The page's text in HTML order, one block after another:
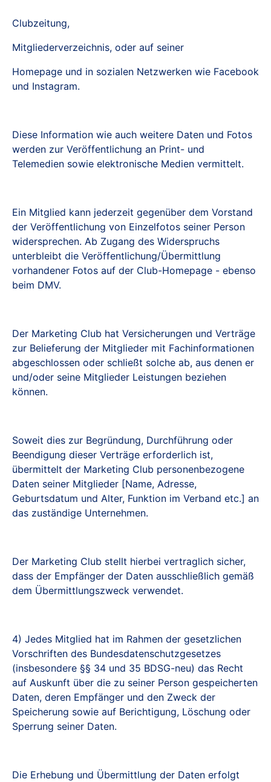
Clubzeitung,
Mitgliederverzeichnis, oder auf seiner
Homepage und in sozialen Netzwerken wie Facebook
und Instagram.
Diese Information wie auch weitere Daten und Fotos
werden zur Veröffentlichung an Print- und
Telemedien sowie elektronische Medien vermittelt.
Ein Mitglied kann jederzeit gegenüber dem Vorstand
der Veröffentlichung von Einzelfotos seiner Person
widersprechen. Ab Zugang des Widerspruchs
unterbleibt die Veröffentlichung/Übermittlung
vorhandener Fotos auf der Club-Homepage - ebenso
beim DMV.
Der Marketing Club hat Versicherungen und Verträge
zur Belieferung der Mitglieder mit Fachinformationen
abgeschlossen oder schließt solche ab, aus denen er
und/oder seine Mitglieder Leistungen beziehen
können.
Soweit dies zur Begründung, Durchführung oder
Beendigung dieser Verträge erforderlich ist,
übermittelt der Marketing Club personenbezogene
Daten seiner Mitglieder [Name, Adresse,
Geburtsdatum und Alter, Funktion im Verband etc.] an
das zuständige Unternehmen.
Der Marketing Club stellt hierbei vertraglich sicher,
dass der Empfänger der Daten ausschließlich gemäß
dem Übermittlungszweck verwendet.
4) Jedes Mitglied hat im Rahmen der gesetzlichen
Vorschriften des Bundesdatenschutzgesetzes
(insbesondere §§ 34 und 35 BDSG-neu) das Recht
auf Auskunft über die zu seiner Person gespeicherten
Daten, deren Empfänger und den Zweck der
Speicherung sowie auf Berichtigung, Löschung oder
Sperrung seiner Daten.
Die Erhebung und Übermittlung der Daten erfolgt